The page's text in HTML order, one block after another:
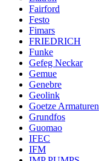
Fairford
Festo
Fimars
FRIEDRICH
Funke
Gefeg Neckar
Gemue
Genebre
Geolink
Goetze Armaturen
Grundfos
Guomao
IFEC
IFM